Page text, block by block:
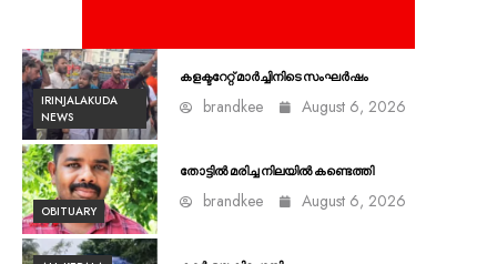
IRINJALAKUDA
NEWS
കളക്ടറേറ്റ് മാർച്ചിനിടെ സംഘർഷം
brandkee August 6, 2026
OBITUARY
തോട്ടിൽ മരിച്ച നിലയിൽ കണ്ടെത്തി
brandkee August 6, 2026